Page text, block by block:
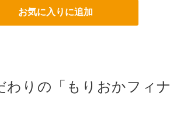
お気に入りに追加
わりの「もりおかフィナ